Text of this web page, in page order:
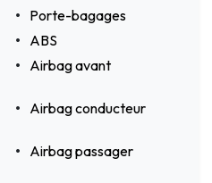
Porte-bagages
ABS
Airbag avant
Airbag conducteur
Airbag passager